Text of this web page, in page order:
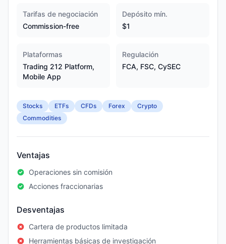
Tarifas de negociación
Commission-free
Depósito mín.
$1
Plataformas
Trading 212 Platform,
Mobile App
Regulación
FCA, FSC, CySEC
Stocks ETFs CFDs Forex
Crypto
Commodities
Ventajas
Operaciones sin comisión
Acciones fraccionarias
Desventajas
Cartera de productos limitada
Herramientas básicas de investigación